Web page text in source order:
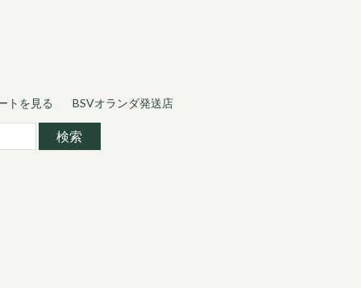
トを見る BSVオランダ発送店